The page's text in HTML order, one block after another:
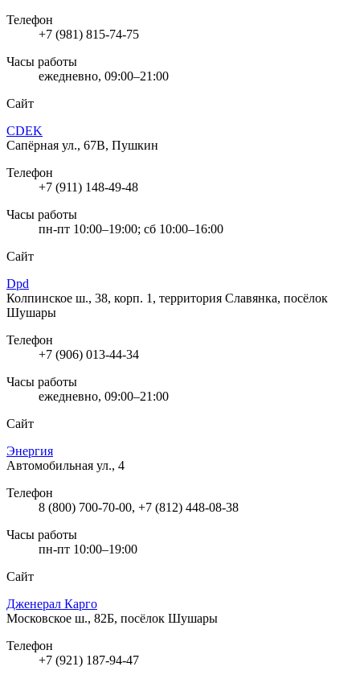
Телефон
+7 (981) 815-74-75
Часы работы
ежедневно, 09:00–21:00
Сайт
CDEK
Сапёрная ул., 67В, Пушкин
Телефон
+7 (911) 148-49-48
Часы работы
пн-пт 10:00–19:00; сб 10:00–16:00
Сайт
Dpd
Колпинское ш., 38, корп. 1, территория Славянка, посёлок
Шушары
Телефон
+7 (906) 013-44-34
Часы работы
ежедневно, 09:00–21:00
Сайт
Энергия
Автомобильная ул., 4
Телефон
8 (800) 700-70-00, +7 (812) 448-08-38
Часы работы
пн-пт 10:00–19:00
Сайт
Дженерал Карго
Московское ш., 82Б, посёлок Шушары
Телефон
+7 (921) 187-94-47